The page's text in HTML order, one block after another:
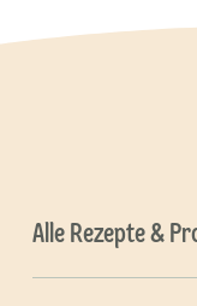
Alle Rezepte &